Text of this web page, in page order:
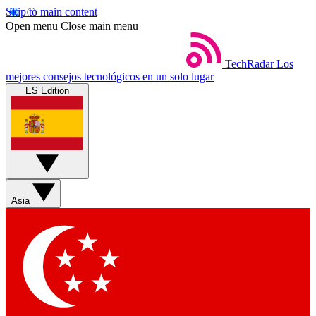
Skip to main content
Open menu Close main menu
TechRadar Los
mejores consejos tecnológicos en un solo lugar
ES Edition
Asia